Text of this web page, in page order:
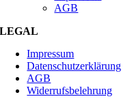
AGB
LEGAL
Impressum
Datenschutzerklärung
AGB
Widerrufsbelehrung